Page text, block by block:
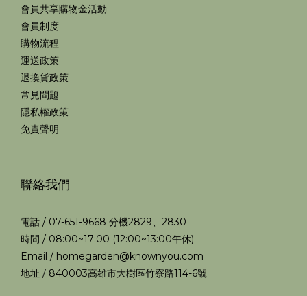
會員共享購物金活動
會員制度
購物流程
運送政策
退換貨政策
常見問題
隱私權政策
免責聲明
聯絡我們
電話 / 07-651-9668 分機2829、2830
時間 / 08:00~17:00 (12:00~13:00午休)
Email / homegarden@knownyou.com
地址 / 840003高雄市大樹區竹寮路114-6號